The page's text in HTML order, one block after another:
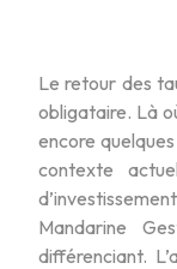
Le retour des
obligataire. Là
encore
contexte
Mandarine
différenciant.